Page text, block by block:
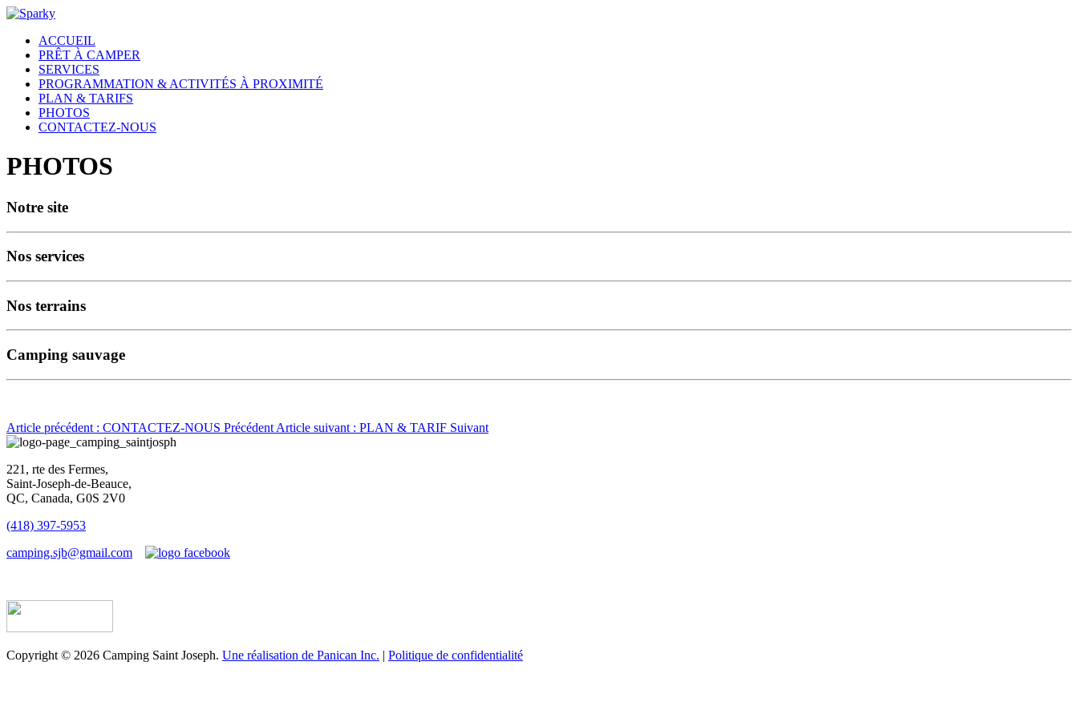
ACCUEIL
PRÊT À CAMPER
SERVICES
PROGRAMMATION & ACTIVITÉS À PROXIMITÉ
PLAN & TARIFS
PHOTOS
CONTACTEZ-NOUS
PHOTOS
Notre site
Nos services
Nos terrains
Camping sauvage
Article précédent : CONTACTEZ-NOUS Précédent Article suivant : PLAN & TARIF Suivant
221, rte des Fermes,
Saint-Joseph-de-Beauce,
QC, Canada, G0S 2V0
(418) 397-5953
camping.sjb@gmail.com
Copyright © 2026 Camping Saint Joseph. Une réalisation de Panican Inc. | Politique de confidentialité